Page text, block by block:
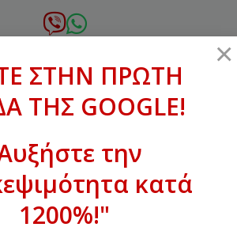
ΠΡΩΤΗ ΣΕΛΙΔΑ ΤΗΣ
GOOGLE!
×
ΣΤΗΝ ΠΡΩΤΗ
ΤΗΣ GOOGLE!
την
κατά
1200%!"